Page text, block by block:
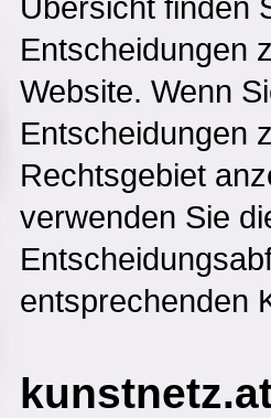
Entscheidungen
Website. Wenn
Entscheidungen
Rechtsgebiet
verwenden Sie
entsprechenden